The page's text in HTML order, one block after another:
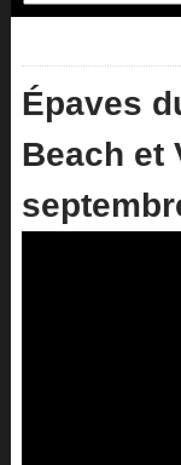
Épaves
Beach et